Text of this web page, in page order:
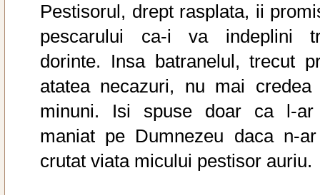
Pestisorul, drept rasplata, ii
pescarului ca-i va indeplini
dorinte. Insa batranelul, trecut
atatea necazuri, nu mai credea
minuni. Isi spuse doar ca l-
maniat pe Dumnezeu daca n-
crutat viata micului pestisor auriu.